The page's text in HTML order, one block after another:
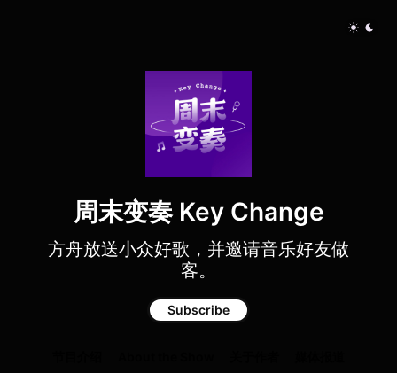
周末变奏 Key Change
方舟放送小众好歌，并邀请音乐好友做
客。
Subscribe